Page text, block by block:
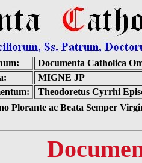
Documenta Catholica
MIGNE JP
Theodoretus Cyrrhi
Plorante ac Beata Semper